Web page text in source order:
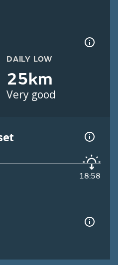
DAILY LOW
25km
Very good
18:58